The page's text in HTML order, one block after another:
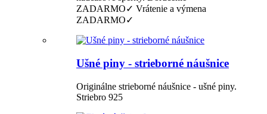
ZADARMO✓ Vrátenie a výmena
ZADARMO✓
Ušné piny - strieborné náušnice
Originálne strieborné náušnice - ušné piny.
Striebro 925